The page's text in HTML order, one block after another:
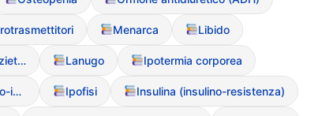
Menarca Libido
Leptina (Ormone della saziet?) Lanugo Ipotermia corporea
Ipotalamo (asse ipotalamo-ipofisi-gonadi) Ipofisi Insulina (insulino-resistenza)